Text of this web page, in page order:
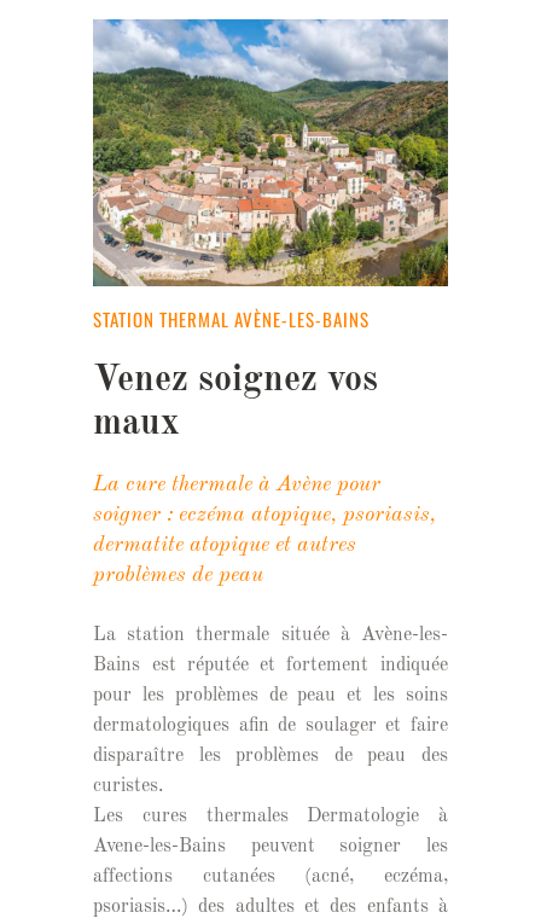
STATION THERMAL AVÈNE-LES-BAINS
Venez soignez vos
maux
La cure thermale à Avène pour
soigner : eczéma atopique, psoriasis,
dermatite atopique et autres
problèmes de peau
La station thermale située à Avène-les-
Bains est réputée et fortement indiquée
pour les problèmes de peau et les soins
dermatologiques afin de soulager et faire
disparaître les problèmes de peau des
curistes.
Les cures thermales Dermatologie à
Avene-les-Bains peuvent soigner les
affections cutanées (acné, eczéma,
psoriasis…) des adultes et des enfants à